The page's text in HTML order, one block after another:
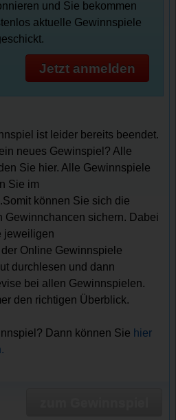
und Sie bekommen
aktuelle Gewinnspiele
Jetzt anmelden
ist leider bereits beendet.
neues Gewinspiel? Alle
Sie hier. Alle Gewinnspiele
Sie im
.Somit können Sie sich die
Gewinnchancen sichern. Dabei
jeweiligen
Online Gewinnspiele
durchlesen und dann
bei allen Gewinnspielen.
den richtigen Überblick.
Dann können Sie hier